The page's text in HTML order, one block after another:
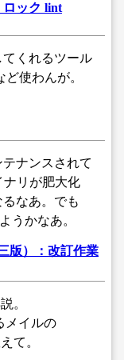
ロック lint
くれるツール
ど使わんが。
テナンスされて
ナリが肥大化
なあ。でも
うかなあ。
版）：改訂作業
。
メイルの
て。